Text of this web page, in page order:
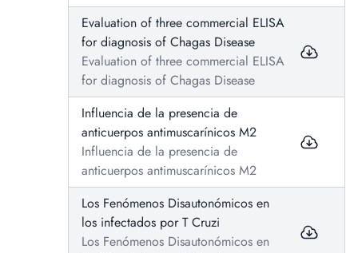
Evaluation of three commercial ELISA
for diagnosis of Chagas Disease
Evaluation of three commercial ELISA
for diagnosis of Chagas Disease
Influencia de la presencia de
anticuerpos antimuscarínicos M2
Influencia de la presencia de
anticuerpos antimuscarínicos M2
Los Fenómenos Disautonómicos en
los infectados por T Cruzi
Los Fenómenos Disautonómicos en